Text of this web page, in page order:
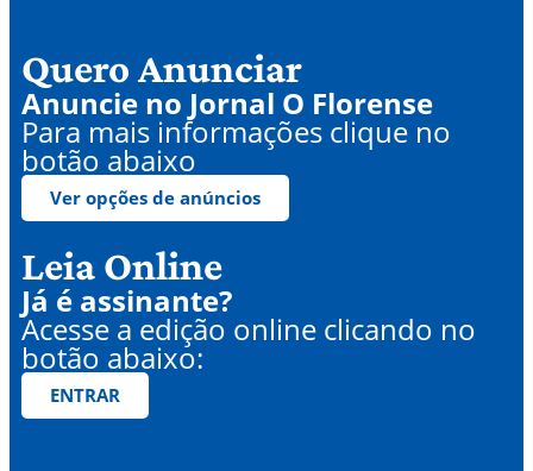
Quero Anunciar
Anuncie no Jornal O Florense
Para mais informações clique no
botão abaixo
Ver opções de anúncios
Leia Online
Já é assinante?
Acesse a edição online clicando no
botão abaixo:
ENTRAR